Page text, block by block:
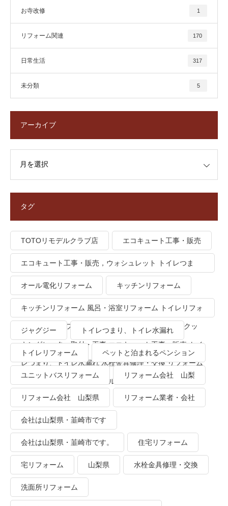
お寺改修 1
リフォーム関連 170
日常生活 317
未分類 5
アーカイブ
タグ
TOTOリモデルクラブ店 エコキュート工事・販売
エコキュート工事・販売，ウォシュレット トイレつま
り、トイレ水漏れ
オール電化リフォーム キッチンリフォーム
キッチンリフォーム 風呂・浴室リフォーム トイレリフォ
ーム 洗面所リフォーム オール電化リフォーム ＩＨクッ
キングヒーター取付・工事 エコキュート工事・販売 トイ
レつまり、トイレ水漏れ 水栓金具修理・交換 リフォーム
業者・会社 ＴＯＴＯリモデルクラブ
ジャグジー トイレつまり、トイレ水漏れ
トイレリフォーム ペットと泊まれるペンション
ユニットバスリフォーム リフォーム会社 山梨
リフォーム会社 山梨県 リフォーム業者・会社
会社は山梨県・韮崎市です
会社は山梨県・韮崎市です。 住宅リフォーム
宅リフォーム 山梨県 水栓金具修理・交換
洗面所リフォーム